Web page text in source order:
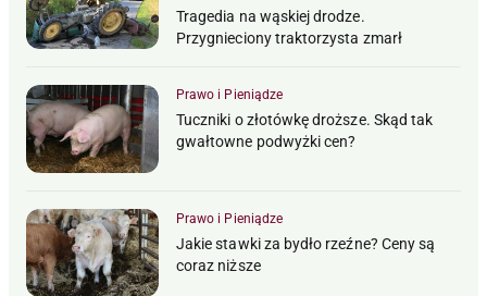
Tragedia na wąskiej drodze.
Przygnieciony traktorzysta zmarł
Prawo i Pieniądze
Tuczniki o złotówkę droższe. Skąd tak
gwałtowne podwyżki cen?
Prawo i Pieniądze
Jakie stawki za bydło rzeźne? Ceny są
coraz niższe